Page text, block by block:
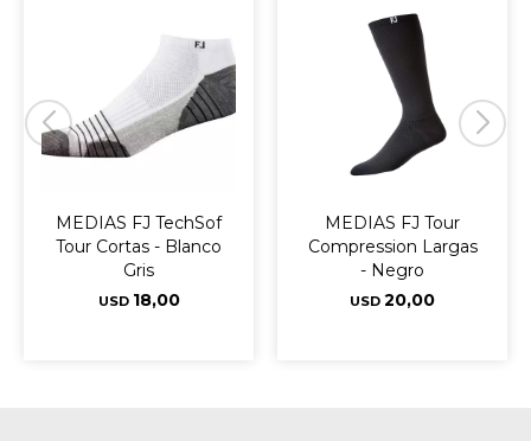
MEDIAS FJ TechSof
Tour Cortas - Blanco
Gris
USD 18,00
MEDIAS FJ Tour
Compression Largas
- Negro
USD 20,00